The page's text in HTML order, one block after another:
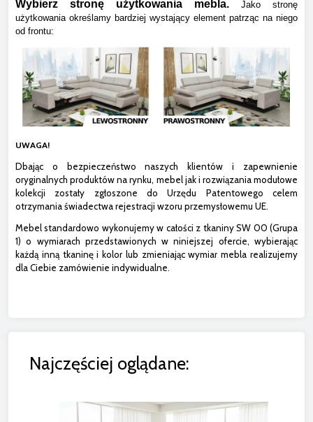
Wybierz stronę użytkowania mebla.
Jako stronę
użytkowania określamy bardziej wystający element patrząc na niego
od frontu:
UWAGA!
Dbając o bezpieczeństwo naszych klientów i zapewnienie
oryginalnych produktów na rynku, mebel jak i rozwiązania modułowe
kolekcji zostały zgłoszone do Urzędu Patentowego celem
otrzymania świadectwa rejestracji wzoru przemysłowemu UE.
Mebel standardowo wykonujemy w całości z tkaniny SW 00 (Grupa
1) o wymiarach przedstawionych w niniejszej ofercie, wybierając
każdą inną tkaninę i kolor lub zmieniając wymiar mebla realizujemy
dla Ciebie zamówienie indywidualne.
Najczęściej oglądane: